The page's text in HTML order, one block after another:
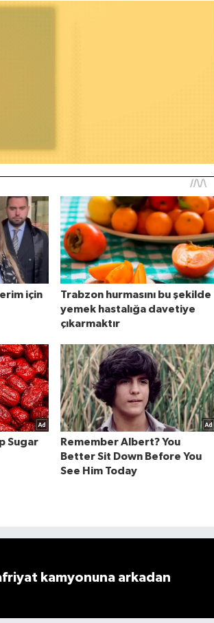
kamyonuna arkadan